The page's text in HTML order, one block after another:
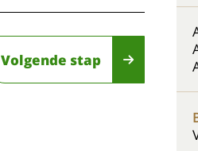
Volgende stap